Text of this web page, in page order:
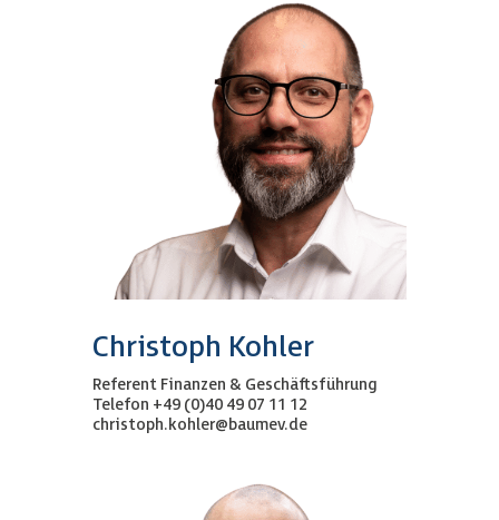
Christoph Kohler
Referent Finanzen & Geschäftsführung
Telefon +49 (0)40 49 07 11 12
christoph.kohler@baumev.de